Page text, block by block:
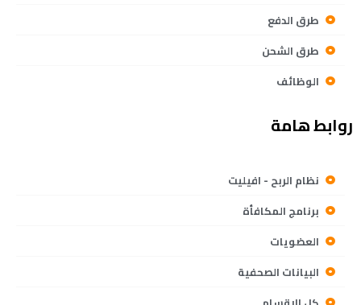
طرق الدفع
طرق الشحن
الوظائف
روابط هامة
نظام الربح - افيليت
برنامج المكافأة
العضويات
البيانات الصحفية